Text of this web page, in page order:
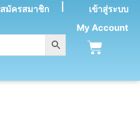
สมัครสมาชิก
เข้าสู่ระบบ
My Account